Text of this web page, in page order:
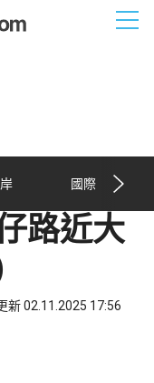
國際
路近大
新 02.11.2025 17:56